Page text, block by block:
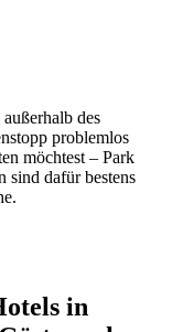
des
problemlos
möchtest – Park
sind dafür bestens
in